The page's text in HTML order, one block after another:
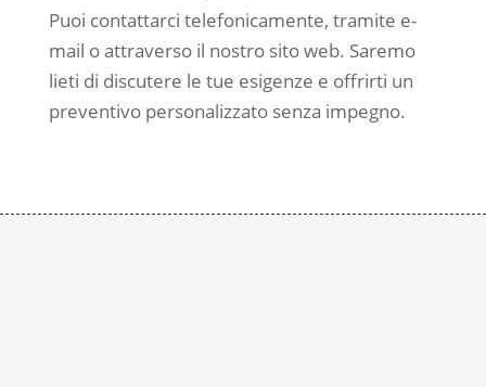
Puoi contattarci telefonicamente, tramite e-
mail o attraverso il nostro sito web. Saremo
lieti di discutere le tue esigenze e offrirti un
preventivo personalizzato senza impegno.